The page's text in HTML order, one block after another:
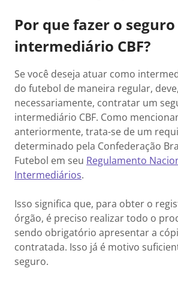
Por que fazer o seguro
intermediário CBF?
Se você deseja atuar como
do futebol de maneira regular, deve,
necessariamente, contratar um
intermediário CBF. Como
anteriormente, trata-se de um
determinado pela Confederação
Futebol em seu Regulamento
Intermediários.
Isso significa que, para obter o
órgão, é preciso realizar todo o
sendo obrigatório apresentar a
contratada. Isso já é motivo
seguro.